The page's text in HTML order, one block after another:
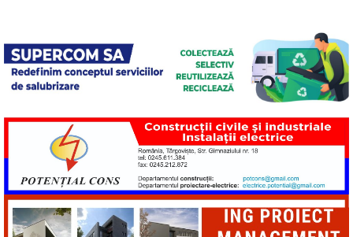
e
b
o
s
A
p
e
n
er
y
Li
k